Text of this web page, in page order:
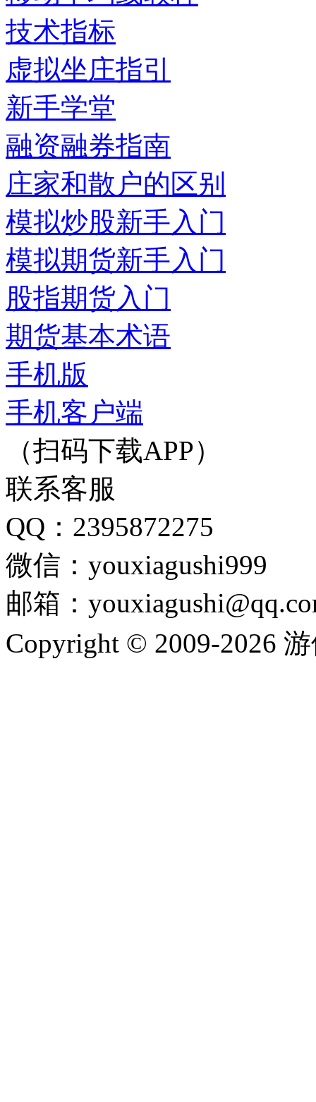
技术指标
虚拟坐庄指引
新手学堂
融资融券指南
庄家和散户的区别
模拟炒股新手入门
模拟期货新手入门
股指期货入门
期货基本术语
手机版
手机客户端
（扫码下载APP）
联系客服
QQ：2395872275
微信：youxiagushi999
邮箱：
Copyright © 2009-2026